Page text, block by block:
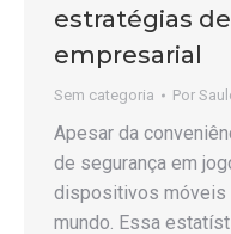
estratégias
empresarial
Sem categoria Por
Apesar da
de segurança em
dispositivos móveis
mundo. Essa